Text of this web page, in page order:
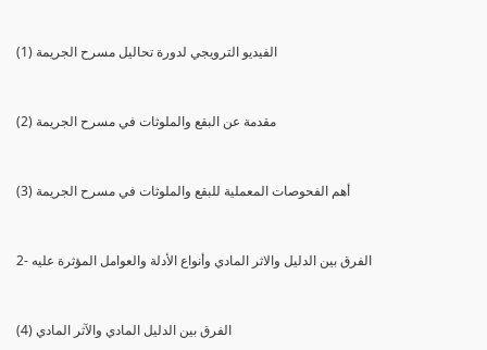
(1) الفيديو الترويجي لدورة تحاليل مسرح الجريمة
(2) مقدمة عن البقع والملوثات في مسرح الجريمة
(3) أهم الفحوصات المعملية للبقع والملوثات في مسرح الجريمة
2- الفرق بين الدليل والاثر المادي وأنواع الأدلة والعوامل المؤثرة عليه
(4) الفرق بين الدليل المادي والآثر المادي